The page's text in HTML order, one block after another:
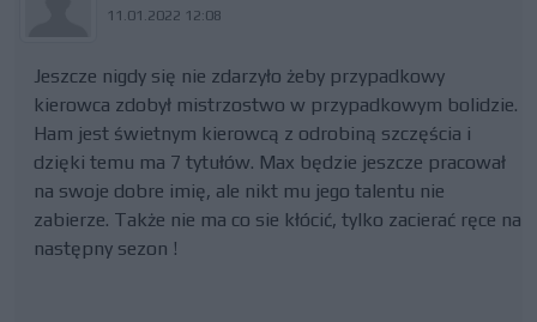
11.01.2022 12:08
Jeszcze nigdy się nie zdarzyło żeby przypadkowy
kierowca zdobył mistrzostwo w przypadkowym bolidzie.
Ham jest świetnym kierowcą z odrobiną szczęścia i
dzięki temu ma 7 tytułów. Max będzie jeszcze pracował
na swoje dobre imię, ale nikt mu jego talentu nie
zabierze. Także nie ma co sie kłócić, tylko zacierać ręce na
następny sezon !